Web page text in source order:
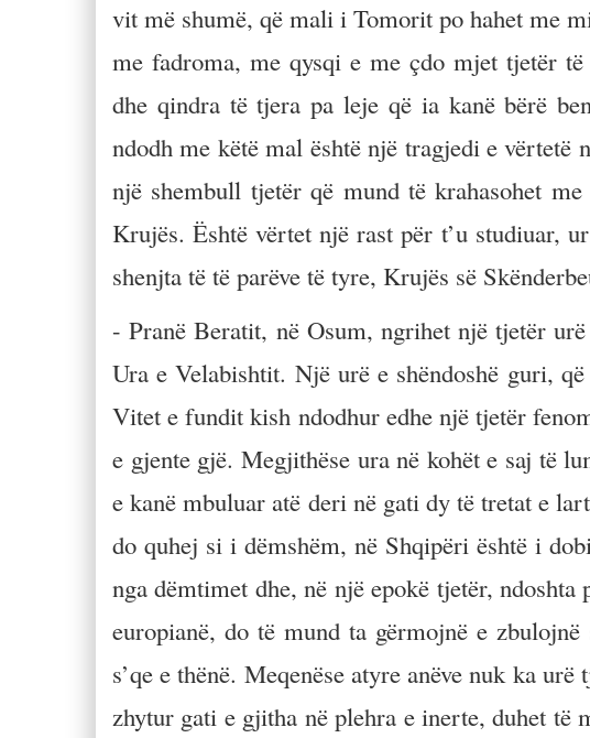
vit më shumë, që mali i Tomorit po hahet me
me fadroma, me qysqi e me çdo mjet tjetër
dhe qindra të tjera pa leje që ia kanë bërë
ndodh me këtë mal është një tragjedi e
një shembull tjetër që mund të krahasohet
Krujës. Është vërtet një rast për t’u studiuar,
shenjta të të parëve të tyre, Krujës së
- Pranë Beratit, në Osum, ngrihet një tjetër
Ura e Velabishtit. Një urë e shëndoshë guri,
Vitet e fundit kish ndodhur edhe një tjetër
e gjente gjë. Megjithëse ura në kohët e saj të
e kanë mbuluar atë deri në gati dy të tretat e
do quhej si i dëmshëm, në Shqipëri është i
nga dëmtimet dhe, në një epokë tjetër,
europianë, do të mund ta gërmojnë e
s’qe e thënë. Meqenëse atyre anëve nuk ka
zhytur gati e gjitha në plehra e inerte, duhet të